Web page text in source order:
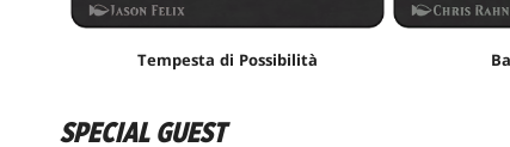
Tempesta di Possibilità
SPECIAL GUEST